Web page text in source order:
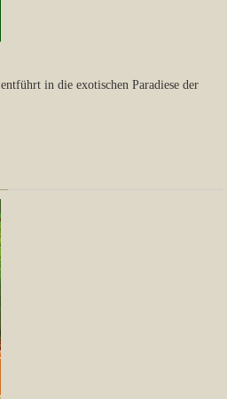
entführt in die exotischen Paradiese der